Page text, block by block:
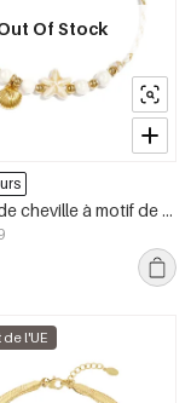
Of Stock
Bracelet de cheville à motif de corde et d&#39;étoile de mer, collection vacances/plage/romantique pour femmes.
de l'UE